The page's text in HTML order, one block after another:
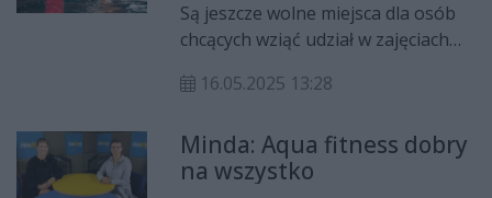
Są jeszcze wolne miejsca dla osób
chcących wziąć udział w zajęciach
16.05.2025 13:28
Minda: Aqua fitness dobry
na wszystko